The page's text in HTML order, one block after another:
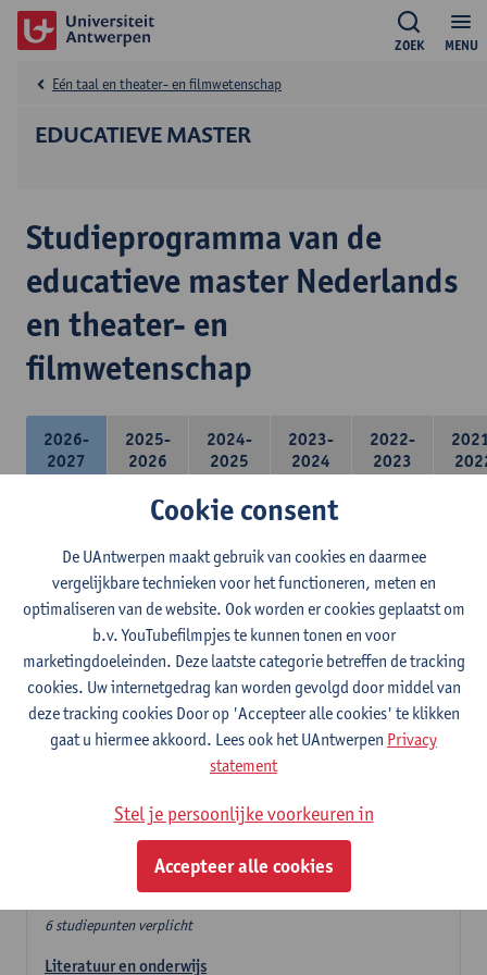
MENU
ZOEK
EDUCATIEVE MASTER
Eén taal en theater- en filmwetenschap
Studieprogramma van de
educatieve master Nederlands
en theater- en
filmwetenschap
2026-
2027
2025-
2026
2024-
2025
2023-
2024
2022-
2023
- Optie A : je kiest twee vakdidactieken
- Optie B: je kiest één vakdidactiek en een profilering
In de domeincomponent neem je 60 studiepunten op:
- 1 verplicht algemeen opleidingsonderdeel van 6 studiepunten,
- 24 of 30 studiepunten Nederlands en telkens minimum 6
studiepunten per deeldomein,
- 24 of 30 studiepunten theater- en filmwetenschap.
Verplicht algemeen opleidingsonderdeel
Deze 6 verplichte studiepunten tellen mee in de
domeincomponent van een van de gekozen talen.
Verplicht algemeen opleidingsonderdeel
6 studiepunten verplicht
Literatuur en onderwijs
Cookie consent
De UAntwerpen maakt gebruik van cookies en daarmee
vergelijkbare technieken voor het functioneren, meten en
optimaliseren van de website. Ook worden er cookies geplaatst om
b.v. YouTubefilmpjes te kunnen tonen en voor
marketingdoeleinden. Deze laatste categorie betreffen de tracking
cookies. Uw internetgedrag kan worden gevolgd door middel van
deze tracking cookies Door op 'Accepteer alle cookies' te klikken
gaat u hiermee akkoord. Lees ook het UAntwerpen Privacy
statement
Stel je persoonlijke voorkeuren in
Accepteer alle cookies